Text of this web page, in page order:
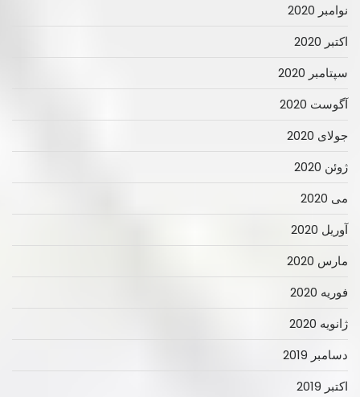
نوامبر 2020
اکتبر 2020
سپتامبر 2020
آگوست 2020
جولای 2020
ژوئن 2020
می 2020
آوریل 2020
مارس 2020
فوریه 2020
ژانویه 2020
دسامبر 2019
اکتبر 2019